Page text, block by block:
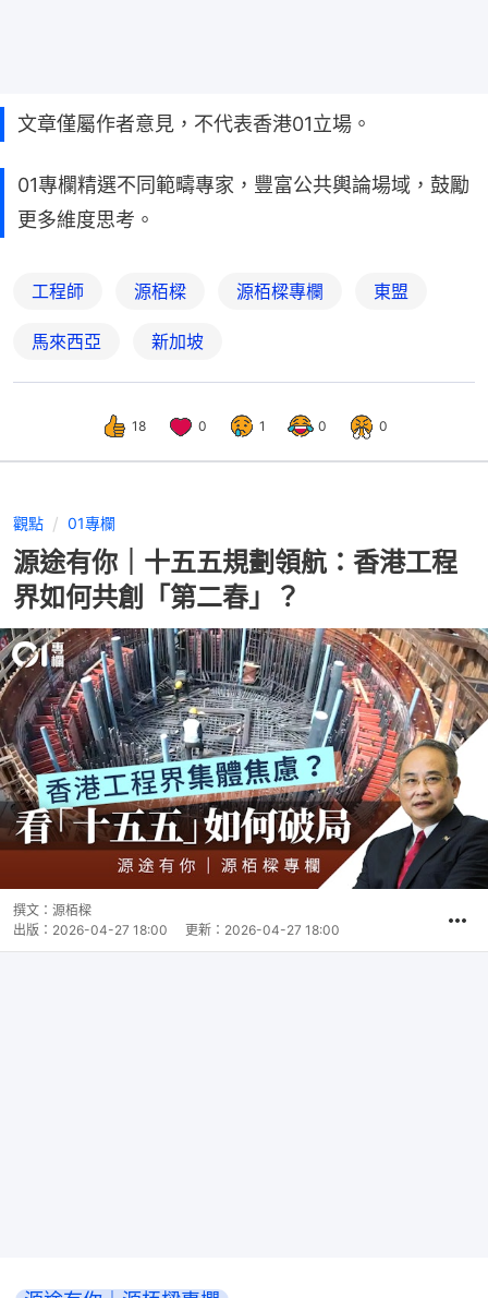
文章僅屬作者意見，不代表香港01立場。
01專欄精選不同範疇專家，豐富公共輿論場域，鼓勵
更多維度思考。
工程師 源栢樑 源栢樑專欄 東盟
馬來西亞 新加坡
18 0 1 0 0
觀點 01專欄
源途有你｜十五五規劃領航：香港工程
界如何共創「第二春」？
撰文： 源栢樑
出版： 2026-04-27 18:00 更新： 2026-04-27 18:00